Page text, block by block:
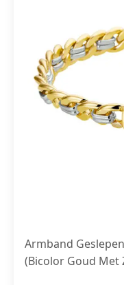
Armband
(Bicolor Goud Met